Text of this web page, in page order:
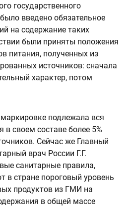
государственного
введено обязательное
на содержание таких
были приняты положения
питания, полученных из
источников: сначала
характер, потом
подлежала вся
своем составе более 5%
Сейчас же Главный
врач России Г.Г.
санитарные правила,
в стране пороговый уровень
продуктов из ГМИ на
в общей массе